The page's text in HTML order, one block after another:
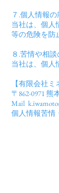
７.個人情報
当社は、個人
等の危険を防
８.苦情や相
当社は、個人
【有限会社ミ
〒862-0971 熊
Mail
個人情報苦